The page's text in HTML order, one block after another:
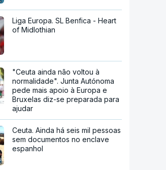
Liga Europa. SL Benfica - Heart
of Midlothian
"Ceuta ainda não voltou à
normalidade". Junta Autónoma
pede mais apoio à Europa e
Bruxelas diz-se preparada para
ajudar
Ceuta. Ainda há seis mil pessoas
sem documentos no enclave
espanhol